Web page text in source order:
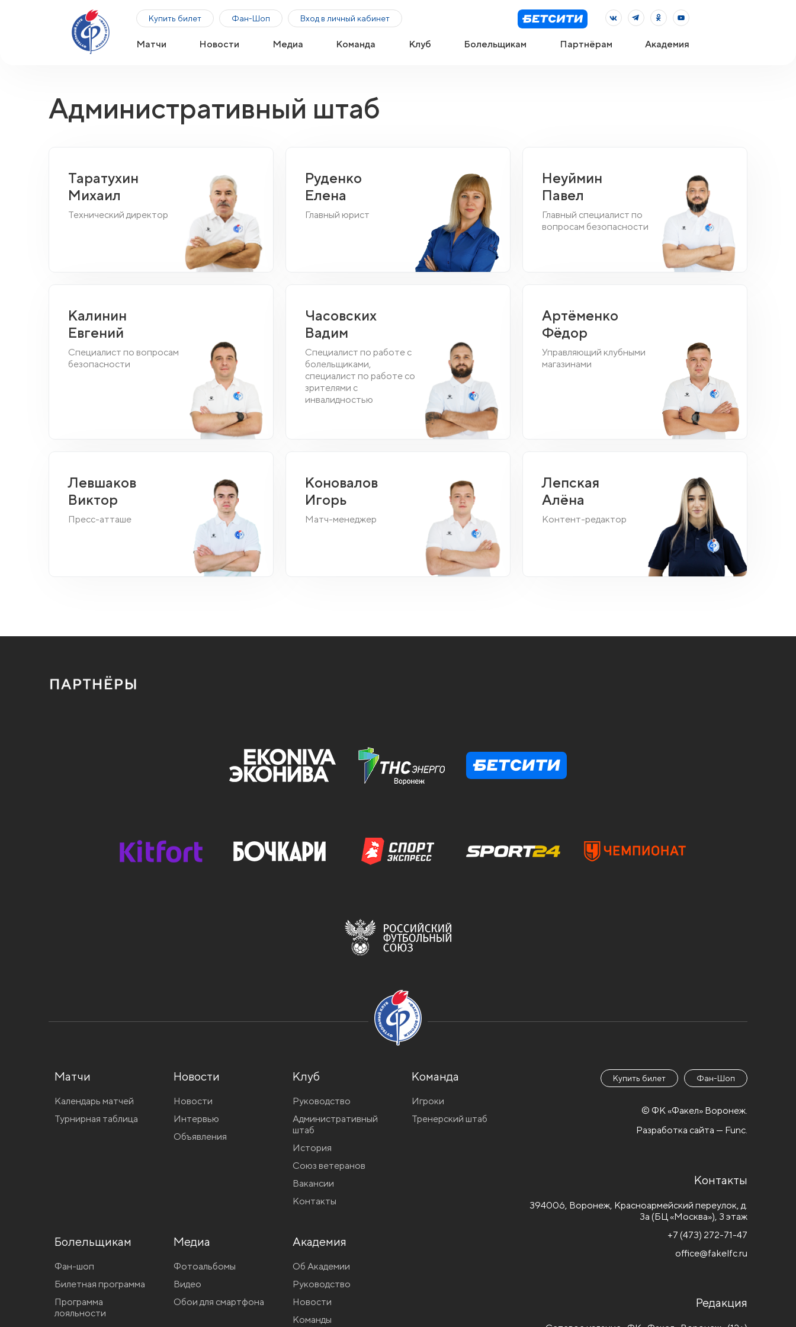
Купить билет Фан-Шоп Вход в личный кабинет
Матчи Новости Медиа Команда Клуб Болельщикам Партнёрам Академия
Административный штаб
Таратухин
Михаил
Технический директор
Руденко
Елена
Главный юрист
Неуймин
Павел
Главный специалист по
вопросам безопасности
Калинин
Евгений
Специалист по вопросам
безопасности
Часовских
Вадим
Специалист по работе с
болельщиками,
специалист по работе со
зрителями с
инвалидностью
Артёменко
Фёдор
Управляющий клубными
магазинами
Левшаков
Виктор
Пресс-атташе
Коновалов
Игорь
Матч-менеджер
Лепская
Алёна
Контент-редактор
Матчи
Календарь матчей
Турнирная таблица
Новости
Новости
Интервью
Объявления
Клуб
Руководство
Административный
штаб
История
Союз ветеранов
Вакансии
Контакты
Команда
Игроки
Тренерский штаб
Болельщикам
Фан-шоп
Билетная программа
Программа
лояльности
Медиа
Фотоальбомы
Видео
Обои для смартфона
Академия
Об Академии
Руководство
Новости
Команды
Купить билет Фан-Шоп
© ФК «Факел» Воронеж.
Разработка сайта — Func.
Контакты
394006, Воронеж, Красноармейский переулок, д.
3а (БЦ «Москва»), 3 этаж
+7 (473) 272-71-47
office@fakelfc.ru
Редакция